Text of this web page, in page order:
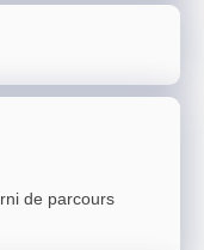
de parcours